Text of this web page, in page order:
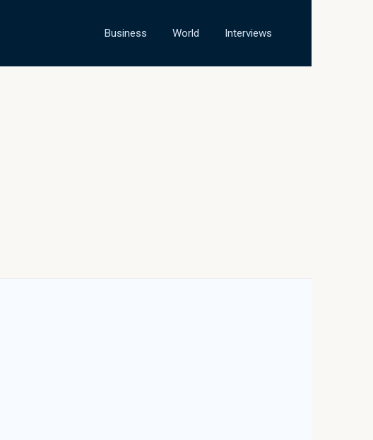
Business World Interviews